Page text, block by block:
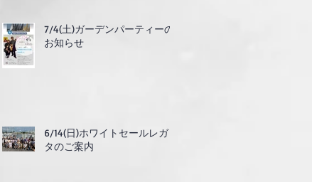
7/4(土)ガーデンパーティーの
お知らせ
6/14(日)ホワイトセールレガッ
タのご案内